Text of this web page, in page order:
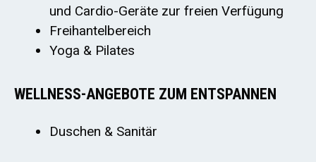
und Cardio-Geräte zur freien Verfügung
Freihantelbereich
Yoga & Pilates
WELLNESS-ANGEBOTE ZUM ENTSPANNEN
Duschen & Sanitär